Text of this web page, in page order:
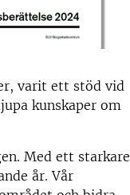
varit ett stöd vid
kunskaper om
Med ett starkare
år. Vår